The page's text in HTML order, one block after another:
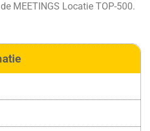
MEETINGS Locatie TOP-500.